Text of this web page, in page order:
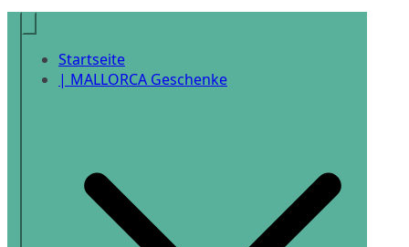
Onlineshop
Startseite
| MALLORCA Geschenke